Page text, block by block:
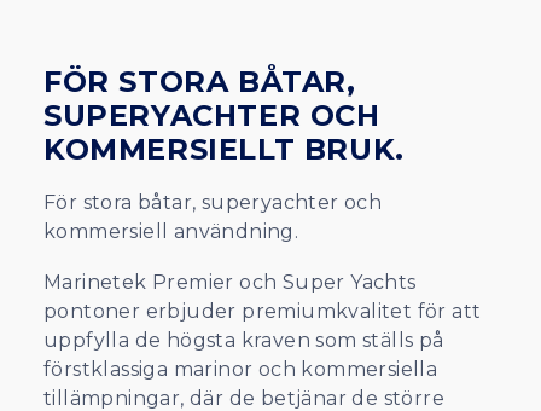
FÖR STORA BÅTAR,
SUPERYACHTER OCH
KOMMERSIELLT BRUK.
För stora båtar, superyachter och
kommersiell användning.
Marinetek Premier och Super Yachts
pontoner erbjuder premiumkvalitet för att
uppfylla de högsta kraven som ställs på
förstklassiga marinor och kommersiella
tillämpningar, där de betjänar de större